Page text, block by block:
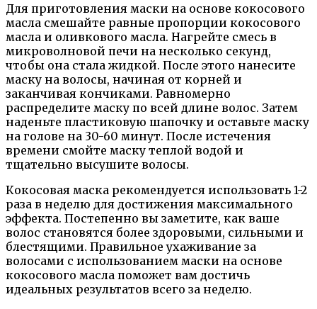
Для приготовления маски на основе кокосового
масла смешайте равные пропорции кокосового
масла и оливкового масла. Нагрейте смесь в
микроволновой печи на несколько секунд,
чтобы она стала жидкой. После этого нанесите
маску на волосы, начиная от корней и
заканчивая кончиками. Равномерно
распределите маску по всей длине волос. Затем
наденьте пластиковую шапочку и оставьте маску
на голове на 30-60 минут. После истечения
времени смойте маску теплой водой и
тщательно высушите волосы.
Кокосовая маска рекомендуется использовать 1-2
раза в неделю для достижения максимального
эффекта. Постепенно вы заметите, как ваше
волос становятся более здоровыми, сильными и
блестящими. Правильное ухаживание за
волосами с использованием маски на основе
кокосового масла поможет вам достичь
идеальных результатов всего за неделю.